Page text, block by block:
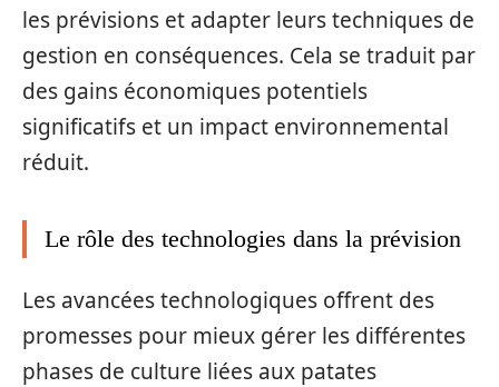
les prévisions et adapter leurs techniques de
gestion en conséquences. Cela se traduit par
des gains économiques potentiels
significatifs et un impact environnemental
réduit.
Le rôle des technologies dans la prévision
Les avancées technologiques offrent des
promesses pour mieux gérer les différentes
phases de culture liées aux patates